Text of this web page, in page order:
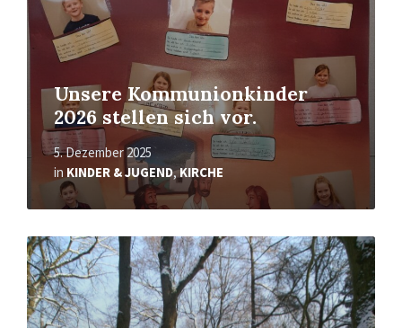
Unsere Kommunionkinder
2026 stellen sich vor.
5. Dezember 2025
in KINDER & JUGEND,KIRCHE
Mehr
erfahren